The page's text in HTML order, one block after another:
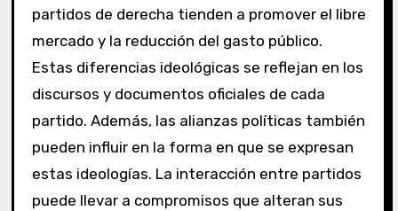
partidos de derecha tienden a promover el libre
mercado y la reducción del gasto público.
Estas diferencias ideológicas se reflejan en los
discursos y documentos oficiales de cada
partido. Además, las alianzas políticas también
pueden influir en la forma en que se expresan
estas ideologías. La interacción entre partidos
puede llevar a compromisos que alteran sus